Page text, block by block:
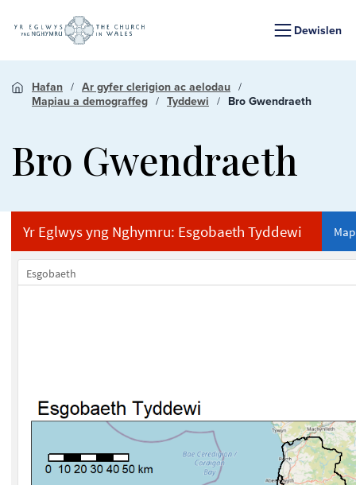
Dewislen
Hafan
Ar gyfer clerigion ac aelodau
Mapiau a demograffeg
Tyddewi Bro Gwendraeth
Bro Gwendraeth